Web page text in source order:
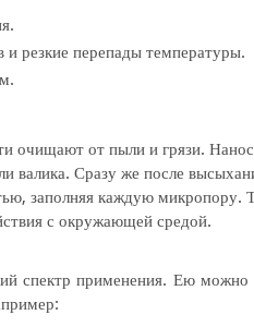
и резкие перепады температуры.
очищают от пыли и грязи.
валика. Сразу же после
заполняя каждую микропору.
с окружающей средой.
спектр применения. Ею можно